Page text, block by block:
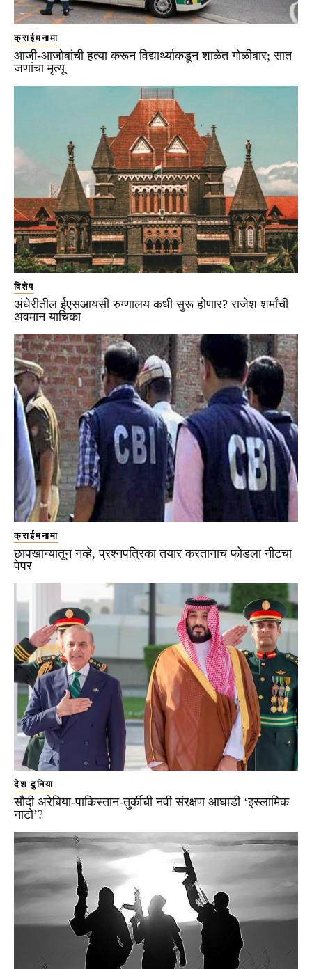
क्राईमनामा
आजी-आजोबांची हत्या करून विद्यार्थ्याकडून शाळेत गोळीबार; सात
जणांचा मृत्यू
विशेष
अंधेरीतील ईएसआयसी रुग्णालय कधी सुरू होणार? राजेश शर्मांची
अवमान याचिका
क्राईमनामा
छापखान्यातून नव्हे, प्रश्नपत्रिका तयार करतानाच फोडला नीटचा
पेपर
देश दुनिया
सौदी अरेबिया-पाकिस्तान-तुर्कीची नवी संरक्षण आघाडी ‘इस्लामिक
नाटो’?